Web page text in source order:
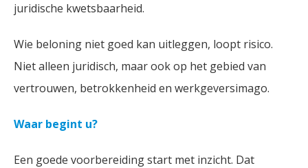
juridische kwetsbaarheid.
Wie beloning niet goed kan uitleggen, loopt risico.
Niet alleen juridisch, maar ook op het gebied van
vertrouwen, betrokkenheid en werkgeversimago.
Waar begint u?
Een goede voorbereiding start met inzicht. Dat